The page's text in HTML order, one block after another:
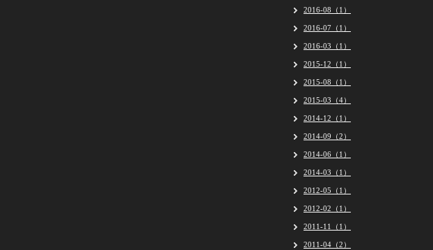
2016-08（1）
2016-07（1）
2016-03（1）
2015-12（1）
2015-08（1）
2015-03（4）
2014-12（1）
2014-09（2）
2014-06（1）
2014-03（1）
2012-05（1）
2012-02（1）
2011-11（1）
2011-04（2）